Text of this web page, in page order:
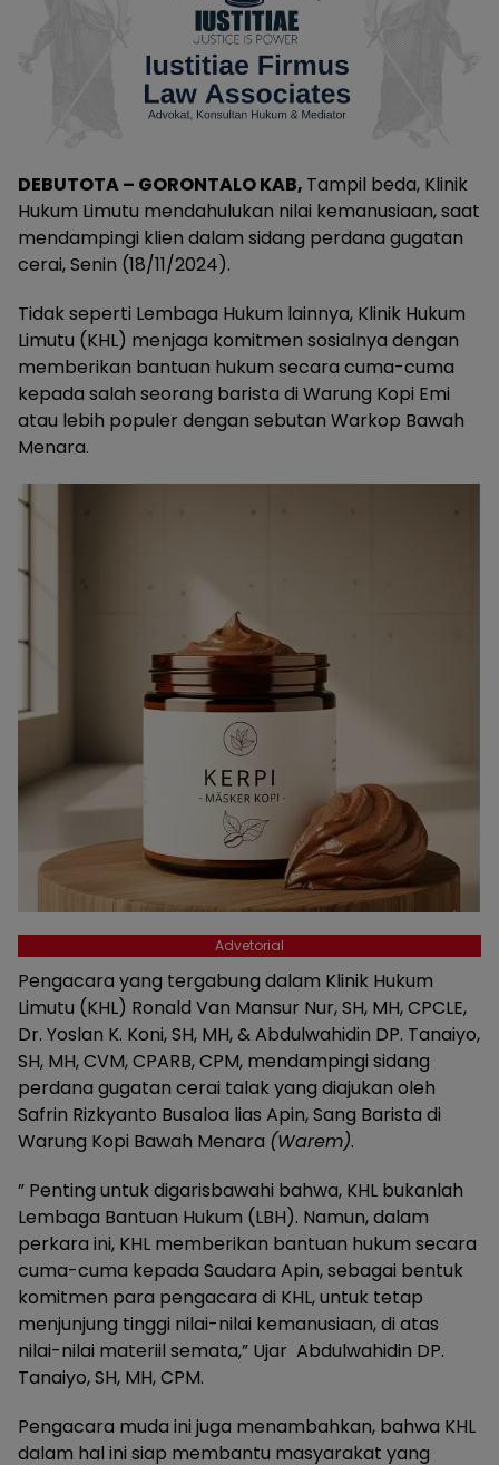
DEBUTOTA – GORONTALO KAB, Tampil beda, Klinik
Hukum Limutu mendahulukan nilai kemanusiaan, saat
mendampingi klien dalam sidang perdana gugatan
cerai, Senin (18/11/2024).
Tidak seperti Lembaga Hukum lainnya, Klinik Hukum
Limutu (KHL) menjaga komitmen sosialnya dengan
memberikan bantuan hukum secara cuma-cuma
kepada salah seorang barista di Warung Kopi Emi
atau lebih populer dengan sebutan Warkop Bawah
Menara.
Advetorial
Pengacara yang tergabung dalam Klinik Hukum
Limutu (KHL) Ronald Van Mansur Nur, SH, MH, CPCLE,
Dr. Yoslan K. Koni, SH, MH, & Abdulwahidin DP. Tanaiyo,
SH, MH, CVM, CPARB, CPM, mendampingi sidang
perdana gugatan cerai talak yang diajukan oleh
Safrin Rizkyanto Busaloa lias Apin, Sang Barista di
Warung Kopi Bawah Menara (Warem).
” Penting untuk digarisbawahi bahwa, KHL bukanlah
Lembaga Bantuan Hukum (LBH). Namun, dalam
perkara ini, KHL memberikan bantuan hukum secara
cuma-cuma kepada Saudara Apin, sebagai bentuk
komitmen para pengacara di KHL, untuk tetap
menjunjung tinggi nilai-nilai kemanusiaan, di atas
nilai-nilai materiil semata,” Ujar Abdulwahidin DP.
Tanaiyo, SH, MH, CPM.
Pengacara muda ini juga menambahkan, bahwa KHL
dalam hal ini siap membantu masyarakat yang